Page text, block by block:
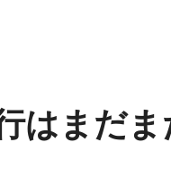
まだま